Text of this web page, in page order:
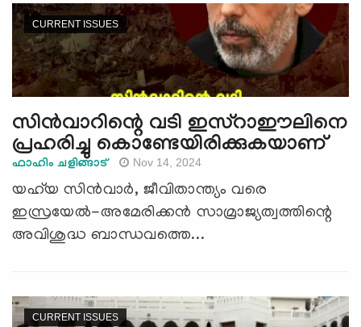
CURRENT ISSUES
സിന്‍വാറിന്റെ വടി ഇസ്റാഈലിനെ
പ്രഹരിച്ചു കൊണ്ടേയിരിക്കുകയാണ്
ഫാഹിം ചളിങ്ങാട് Nov 14, 2024
യഹ്‌യ സിൻവാർ, ജീവിതാന്ത്യം വരെ
ഇസ്രയേൽ-അമേരിക്കൻ സാമ്രാജ്യത്വത്തിന്റെ
അവിശുദ്ധ ബാന്ധവത്തെ...
CURRENT ISSUES